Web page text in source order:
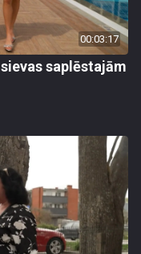
00:03:17
saplēstajām